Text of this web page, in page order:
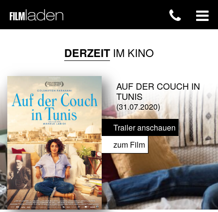
DERZEITIM KINO
AUF DER COUCH IN
TUNIS
(31.07.2020)
Trailer anschauen
zum Film